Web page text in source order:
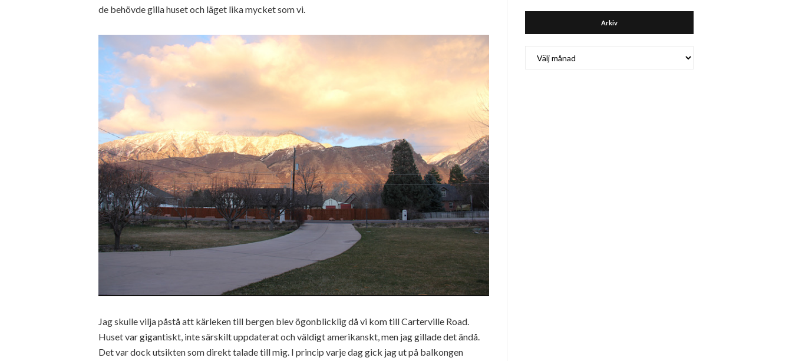
de behövde gilla huset och läget lika mycket som vi.
Jag skulle vilja påstå att kärleken till bergen blev ögonblicklig då vi kom till Carterville Road.
Huset var gigantiskt, inte särskilt uppdaterat och väldigt amerikanskt, men jag gillade det ändå.
Det var dock utsikten som direkt talade till mig. I princip varje dag gick jag ut på balkongen
Arkiv